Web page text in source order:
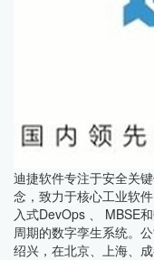
迪捷软件专注于安全关
念，致力于核心工业软
入式DevOps 、 MBSE
周期的数字孪生系统。
绍兴，在北京、上海、